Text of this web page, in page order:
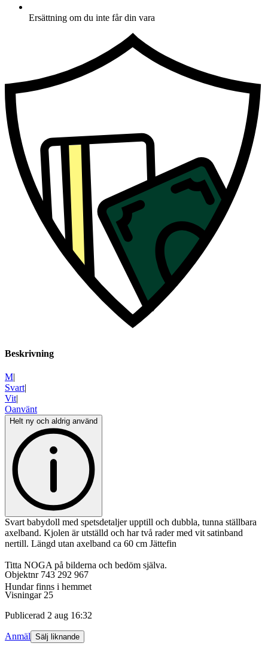
Ersättning om du inte får din vara
Beskrivning
M|
Svart|
Vit|
Oanvänt
Helt ny och aldrig använd
Svart babydoll med spetsdetaljer upptill och dubbla, tunna ställbara
axelband. Kjolen är utställd och har två rader med vit satinband
nertill. Längd utan axelband ca 60 cm Jättefin
Titta NOGA på bilderna och bedöm själva.
Hundar finns i hemmet
Objektnr 743 292 967
Visningar 25
Publicerad 2 aug 16:32
Anmäl Sälj liknande